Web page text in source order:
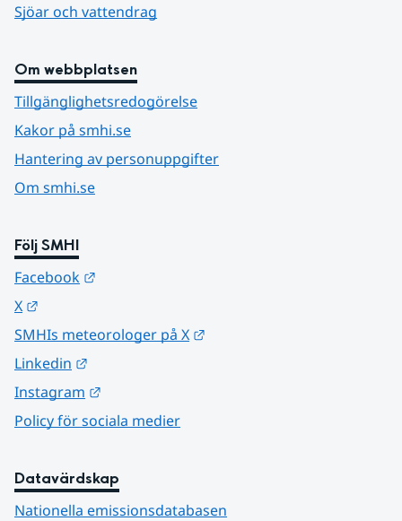
Sjöar och vattendrag
Om webbplatsen
Tillgänglighetsredogörelse
Kakor på smhi.se
Hantering av personuppgifter
Om smhi.se
Följ SMHI
Facebook
X
SMHIs meteorologer på X
Linkedin
Instagram
Policy för sociala medier
Datavärdskap
Nationella emissionsdatabasen